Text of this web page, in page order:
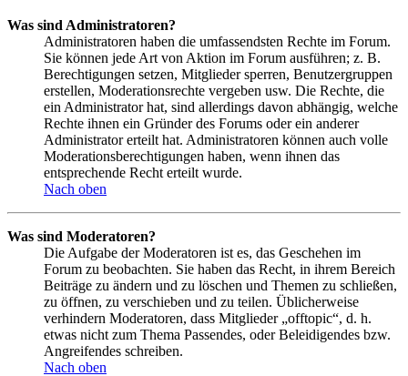
Was sind Administratoren?
Administratoren haben die umfassendsten Rechte im Forum.
Sie können jede Art von Aktion im Forum ausführen; z. B.
Berechtigungen setzen, Mitglieder sperren, Benutzergruppen
erstellen, Moderationsrechte vergeben usw. Die Rechte, die
ein Administrator hat, sind allerdings davon abhängig, welche
Rechte ihnen ein Gründer des Forums oder ein anderer
Administrator erteilt hat. Administratoren können auch volle
Moderationsberechtigungen haben, wenn ihnen das
entsprechende Recht erteilt wurde.
Nach oben
Was sind Moderatoren?
Die Aufgabe der Moderatoren ist es, das Geschehen im
Forum zu beobachten. Sie haben das Recht, in ihrem Bereich
Beiträge zu ändern und zu löschen und Themen zu schließen,
zu öffnen, zu verschieben und zu teilen. Üblicherweise
verhindern Moderatoren, dass Mitglieder „offtopic“, d. h.
etwas nicht zum Thema Passendes, oder Beleidigendes bzw.
Angreifendes schreiben.
Nach oben